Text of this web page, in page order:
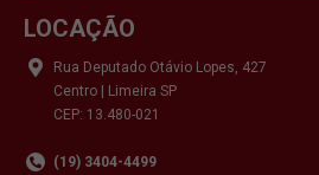
LOCAÇÃO
Rua Deputado Otávio Lopes, 427
Centro | Limeira SP
CEP: 13.480-021
(19) 3404-4499